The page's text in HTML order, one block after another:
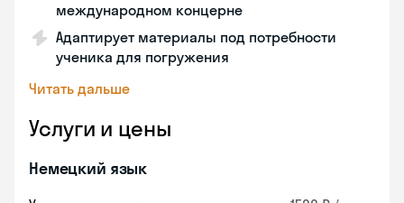
международном концерне
Адаптирует материалы под потребности
ученика для погружения
Читать дальше
Услуги и цены
Немецкий язык